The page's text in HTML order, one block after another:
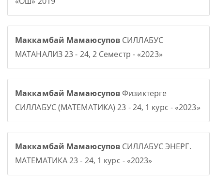
Маккамбай Мамаюсупов СИЛЛАБУС
МАТАНАЛИЗ 23 - 24, 2 Семестр - «2023»
Маккамбай МамаюсуповФизиктерге
СИЛЛАБУС (МАТЕМАТИКА) 23 - 24, 1 курс - «2023»
Маккамбай Мамаюсупов СИЛЛАБУС ЭНЕРГ.
МАТЕМАТИКА 23 - 24, 1 курс - «2023»